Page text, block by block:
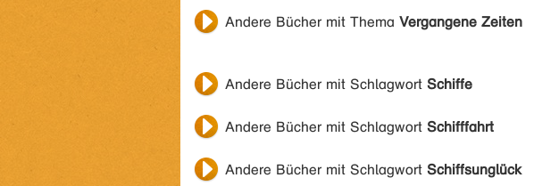
Andere Bücher mit Thema Vergangene Zeiten
Andere Bücher mit Schlagwort Schiffe
Andere Bücher mit Schlagwort Schifffahrt
Andere Bücher mit Schlagwort Schiffsunglück